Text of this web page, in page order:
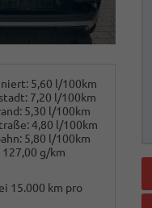
5,60 l/100km
7,20 l/100km
5,30 l/100km
4,80 l/100km
5,80 l/100km
127,00 g/km
15.000 km pro